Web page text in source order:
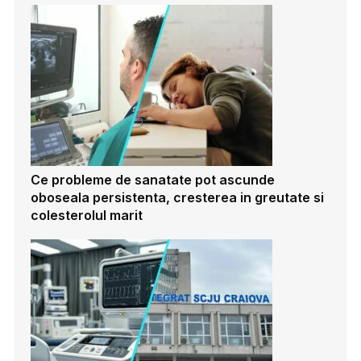
Ce probleme de sanatate pot ascunde
oboseala persistenta, cresterea in greutate si
colesterolul marit